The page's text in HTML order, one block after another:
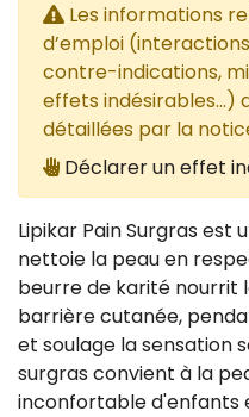
Les informations
d’emploi
contre-indications,
effets indésirables...)
détaillées par la
Déclarer un effet
Lipikar Pain Surgras est
nettoie la peau en
beurre de karité nourrit
barrière cutanée,
et soulage la sensation
surgras convient à la
inconfortable d'enfants